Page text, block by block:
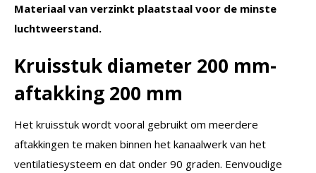
Materiaal van verzinkt plaatstaal voor de minste
luchtweerstand.
Kruisstuk diameter 200 mm-
aftakking 200 mm
Het kruisstuk wordt vooral gebruikt om meerdere
aftakkingen te maken binnen het kanaalwerk van het
ventilatiesysteem en dat onder 90 graden. Eenvoudige